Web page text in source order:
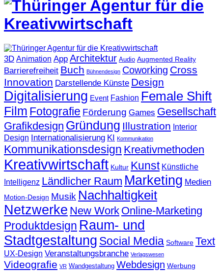
3D Animation App Architektur Audio Augmented Reality
Barrierefreiheit Buch Bühnendesign Coworking Cross
Innovation Darstellende Künste Design
Digitalisierung Event Fashion Female Shift
Film Fotografie Förderung Games Gesellschaft
Grafikdesign Gründung Illustration Interior
Design Internationalisierung KI Kommunikation
Kommunikationsdesign Kreativmethoden
Kreativwirtschaft Kultur Kunst Künstliche
Intelligenz Ländlicher Raum Marketing Medien
Motion-Design Musik Nachhaltigkeit
Netzwerke New Work Online-Marketing
Produktdesign Raum- und
Stadtgestaltung Social Media Software Text
UX-Design Veranstaltungsbranche Verlagswesen
Videografie VR Wandgestaltung Webdesign Werbung